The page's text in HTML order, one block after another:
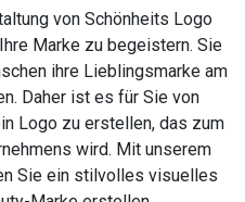
von Schönheits Logo
Marke zu begeistern. Sie
ihre Lieblingsmarke am
Daher ist es für Sie von
Logo zu erstellen, das zum
wird. Mit unserem
Sie ein stilvolles visuelles